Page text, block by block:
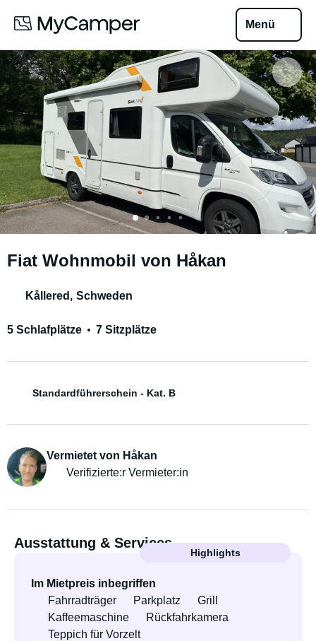
Menü
Fiat Wohnmobil von Håkan
Kållered , Schweden
5 Schlafplätze 7 Sitzplätze
Standardführerschein - Kat. B
Vermietet von Håkan
Verifizierte:r Vermieter:in
Ausstattung & Services
Highlights
Im Mietpreis inbegriffen
Fahrradträger
Parkplatz
Grill
Kaffeemaschine
Rückfahrkamera
Teppich für Vorzelt